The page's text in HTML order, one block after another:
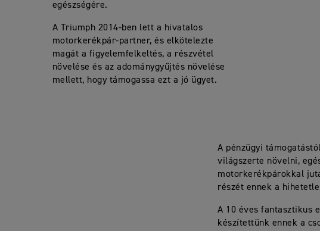
egészségére.
A Triumph 2014-ben lett a hivatalos
motorkerékpár-partner, és elkötelezte
magát a figyelemfelkeltés, a részvétel
növelése és az adománygyűjtés növelése
mellett, hogy támogassa ezt a jó ügyet.
A pénzügyi
világszerte növelni,
motorkerékpárokkal
részét ennek a
A 10 éves fantasztikus
készítettünk ennek a